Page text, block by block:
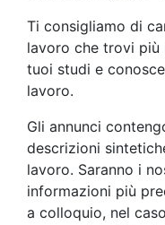
Ti consigliamo di
lavoro che trovi
tuoi studi e
lavoro.
Gli annunci
descrizioni
lavoro. Saranno i
informazioni più
a colloquio, nel